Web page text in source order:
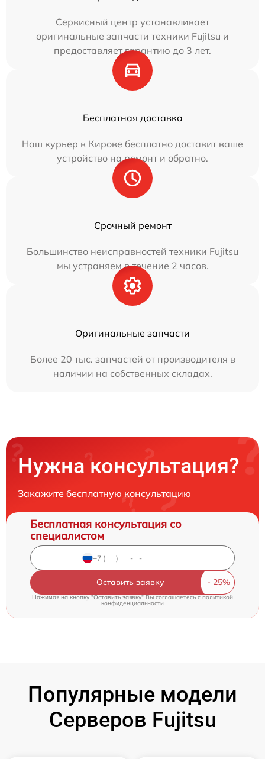
Сервисный центр устанавливает
оригинальные запчасти техники Fujitsu и
предоставляет гарантию до 3 лет.
Бесплатная доставка
Наш курьер в Кирове бесплатно доставит ваше
устройство на ремонт и обратно.
Срочный ремонт
Большинство неисправностей техники Fujitsu
мы устраняем в течение 2 часов.
Оригинальные запчасти
Более 20 тыс. запчастей от производителя в
наличии на собственных складах.
Нужна консультация?
Закажите бесплатную консультацию
Бесплатная консультация со
специалистом
Оставить заявку
Нажимая на кнопку "Оставить заявку" Вы соглашаетесь cполитикой
конфиденциальности
Популярные модели
Серверов Fujitsu